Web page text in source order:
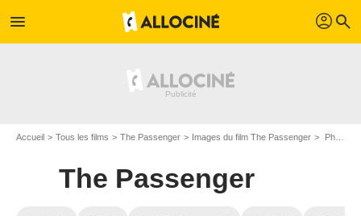
menu profil search
Accueil Tous les films The Passenger Images du film The Passenger Photo du film The Passenger - Photo 18
The Passenger